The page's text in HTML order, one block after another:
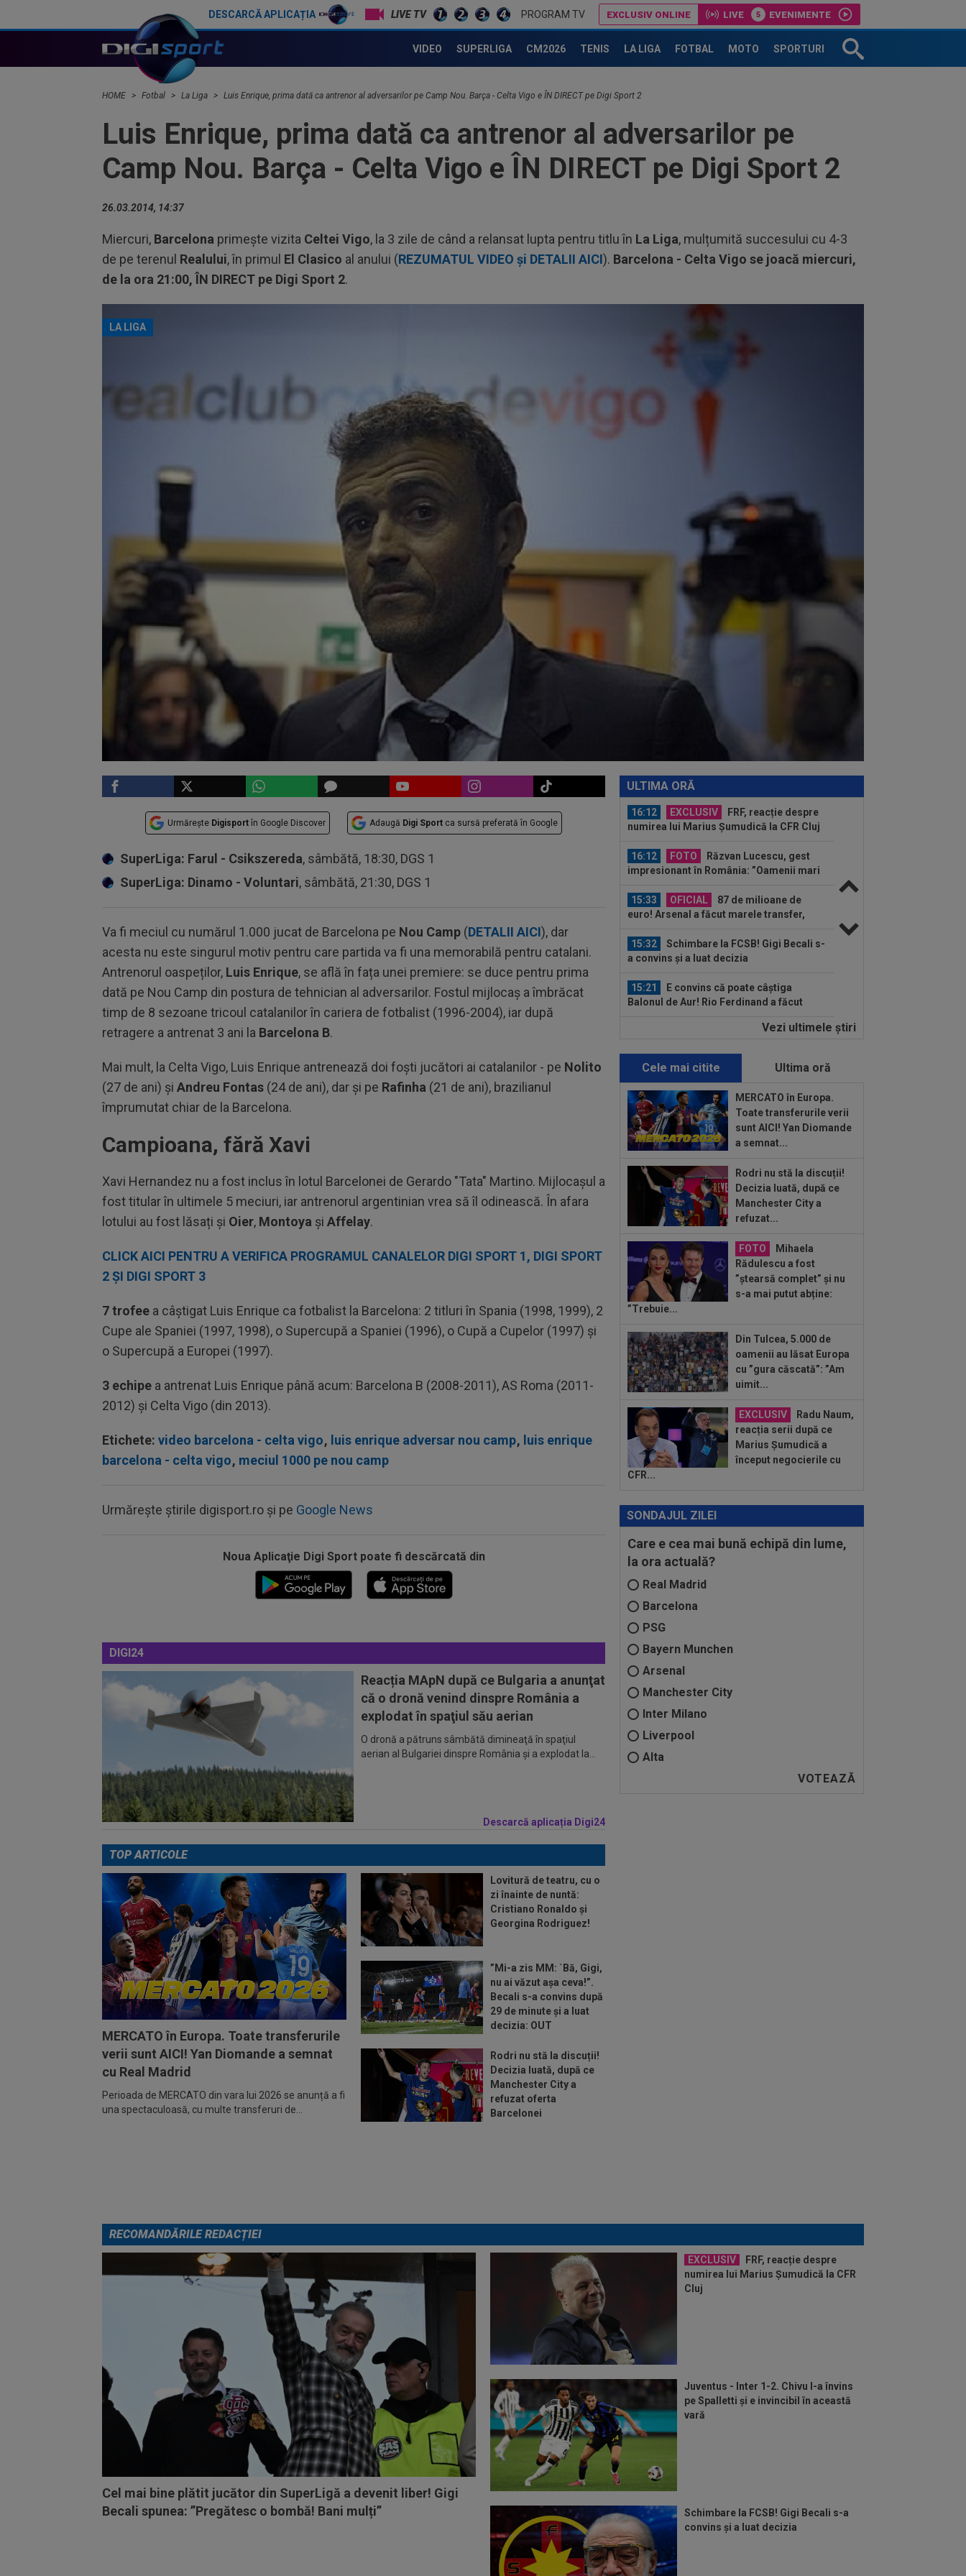
DESCARCĂ APLICAȚIA LIVE TV PROGRAM TV EXCLUSIV ONLINE LIVE EVENIMENTE
VIDEO SUPERLIGA CM2026 TENIS LA LIGA FOTBAL MOTO SPORTURI
HOME Fotbal La Liga Luis Enrique, prima dată ca antrenor al adversarilor pe Camp Nou. Barça - Celta Vigo e ÎN DIRECT pe Digi Sport 2
Luis Enrique, prima dată ca antrenor al adversarilor pe
Camp Nou. Barça - Celta Vigo e ÎN DIRECT pe Digi Sport 2
26.03.2014, 14:37
Miercuri, Barcelona primește vizita Celtei Vigo, la 3 zile de când a relansat lupta pentru titlu în La Liga, mulțumită succesului cu 4-3
de pe terenul Realului, în primul El Clasico al anului (REZUMATUL VIDEO și DETALII AICI). Barcelona - Celta Vigo se joacă miercuri,
de la ora 21:00, ÎN DIRECT pe Digi Sport 2.
LA LIGA
Urmărește Digisport în Google Discover Adaugă Digi Sport ca sursă preferată în Google
SuperLiga: Farul - Csikszereda, sâmbătă, 18:30, DGS 1
SuperLiga: Dinamo - Voluntari, sâmbătă, 21:30, DGS 1
Va fi meciul cu numărul 1.000 jucat de Barcelona pe Nou Camp (DETALII AICI), dar
acesta nu este singurul motiv pentru care partida va fi una memorabilă pentru catalani.
Antrenorul oaspeților, Luis Enrique, se află în fața unei premiere: se duce pentru prima
dată pe Nou Camp din postura de tehnician al adversarilor. Fostul mijlocaș a îmbrăcat
timp de 8 sezoane tricoul catalanilor în cariera de fotbalist (1996-2004), iar după
retragere a antrenat 3 ani la Barcelona B.
Mai mult, la Celta Vigo, Luis Enrique antrenează doi foști jucători ai catalanilor - pe Nolito
(27 de ani) și Andreu Fontas (24 de ani), dar și pe Rafinha (21 de ani), brazilianul
împrumutat chiar de la Barcelona.
Campioana, fără Xavi
Xavi Hernandez nu a fost inclus în lotul Barcelonei de Gerardo "Tata" Martino. Mijlocașul a
fost titular în ultimele 5 meciuri, iar antrenorul argentinian vrea să îl odinească. În afara
lotului au fost lăsați și Oier, Montoya și Affelay.
CLICK AICI PENTRU A VERIFICA PROGRAMUL CANALELOR DIGI SPORT 1, DIGI SPORT
2 ȘI DIGI SPORT 3
7 trofee a câștigat Luis Enrique ca fotbalist la Barcelona: 2 titluri în Spania (1998, 1999), 2
Cupe ale Spaniei (1997, 1998), o Supercupă a Spaniei (1996), o Cupă a Cupelor (1997) și
o Supercupă a Europei (1997).
3 echipe a antrenat Luis Enrique până acum: Barcelona B (2008-2011), AS Roma (2011-
2012) și Celta Vigo (din 2013).
Etichete: video barcelona - celta vigo, luis enrique adversar nou camp, luis enrique
barcelona - celta vigo, meciul 1000 pe nou camp
Urmărește știrile digisport.ro și pe Google News
Noua Aplicaţie Digi Sport poate fi descărcată din
DIGI24
Reacția MApN după ce Bulgaria a anunţat
că o dronă venind dinspre România a
explodat în spaţiul său aerian
O dronă a pătruns sâmbătă dimineaţă în spaţiul
aerian al Bulgariei dinspre România şi a explodat la...
Descarcă aplicația Digi24
ULTIMA ORĂ
Schimbare la FCSB! Gigi Becali s-
a convins și a luat decizia
E convins că poate câștiga
Balonul de Aur! Rio Ferdinand a făcut
pariul: ”Voi...
EXCLUSIV
șocat”. Andrei Vochin a făcut predicția,
Universitatea Craiova - FC Argeș,
Estrela - Sporting, LIVE VIDEO,
22:30, DGS 3. Cele mai tari meciuri din...
SuperLigă a devenit liber! Gigi Becali
învins pe Spalletti și e invincibil în
această...
16:12
EXCLUSIV
FRF, reacție despre
numirea lui Marius Șumudică la CFR Cluj
16:12 FOTO
Răzvan Lucescu, gest
impresionant în România: ”Oamenii mari
15:33
OFICIAL
87 de milioane de
euro! Arsenal a făcut marele transfer,
15:32
Schimbare la FCSB! Gigi Becali s-
a convins și a luat decizia
15:21
E convins că poate câștiga
Balonul de Aur! Rio Ferdinand a făcut
Radu Naum: ”Ne-ai
15:03
Universitatea Craiova - FC Argeș,
LIVE VIDEO, duminică, 21:30, DGS 1. Un...
14:58
Estrela - Sporting, LIVE VIDEO,
22:30, DGS 3. Cele mai tari meciuri din...
SuperLigă a devenit liber! Gigi Becali
spunea...
Juventus - Inter 1-2. Chivu l-a
învins pe Spalletti și e invincibil în
16:12
EXCLUSIV
FRF, reacție despre
numirea lui Marius Șumudică la CFR Cluj
16:12 FOTO
Răzvan Lucescu, gest
impresionant în România: ”Oamenii mari
15:33
OFICIAL
87 de milioane de
euro! Arsenal a făcut marele transfer,
după ce l-a ratat pe...
Vezi ultimele ştiri
Cele mai citite Ultima oră
MERCATO în Europa.
Toate transferurile verii
sunt AICI! Yan Diomande
a semnat...
Rodri nu stă la discuții!
Decizia luată, după ce
Manchester City a
refuzat...
FOTO
Mihaela
Rădulescu a fost
”ștearsă complet” și nu
s-a mai putut abține:
”Trebuie...
Din Tulcea, 5.000 de
oamenii au lăsat Europa
cu ”gura căscată”: ”Am
uimit...
EXCLUSIV
Radu Naum,
reacția serii după ce
Marius Șumudică a
început negocierile cu
CFR...
SONDAJUL ZILEI
Care e cea mai bună echipă din lume,
la ora actuală?
Real Madrid
Barcelona
PSG
Bayern Munchen
Arsenal
Manchester City
Inter Milano
Liverpool
Alta
TOP ARTICOLE
MERCATO în Europa. Toate transferurile
verii sunt AICI! Yan Diomande a semnat
cu Real Madrid
Perioada de MERCATO din vara lui 2026 se anunță a fi
una spectaculoasă, cu multe transferuri de...
Lovitură de teatru, cu o
zi înainte de nuntă:
Cristiano Ronaldo și
Georgina Rodriguez!
”Mi-a zis MM: `Bă, Gigi,
nu ai văzut așa ceva!”.
Becali s-a convins după
29 de minute și a luat
decizia: OUT
Rodri nu stă la discuții!
Decizia luată, după ce
Manchester City a
refuzat oferta
Barcelonei
RECOMANDĂRILE REDACȚIEI
Cel mai bine plătit jucător din SuperLigă a devenit liber! Gigi
Becali spunea: ”Pregătesc o bombă! Bani mulți”
EXCLUSIV
FRF, reacție despre
numirea lui Marius Șumudică la CFR
Cluj
Juventus - Inter 1-2. Chivu l-a învins
pe Spalletti și e invincibil în această
vară
Schimbare la FCSB! Gigi Becali s-a
convins și a luat decizia